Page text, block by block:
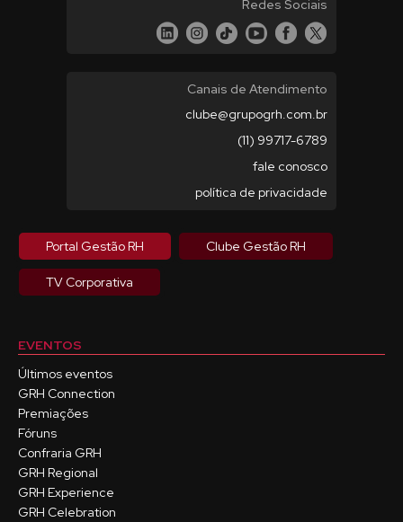
Redes Sociais
Canais de Atendimento
clube@grupogrh.com.br
(11) 99717-6789
fale conosco
política de privacidade
Portal Gestão RH Clube Gestão RH
TV Corporativa
EVENTOS
Últimos eventos
GRH Connection
Premiações
Fóruns
Confraria GRH
GRH Regional
GRH Experience
GRH Celebration